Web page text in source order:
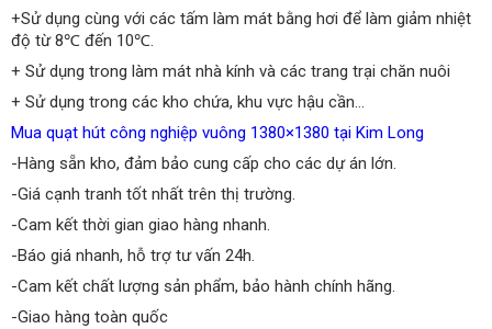
+Sử dụng cùng với các tấm làm mát bằng hơi để làm giảm nhiệt
độ từ 8℃ đến 10℃.
+ Sử dụng trong làm mát nhà kính và các trang trại chăn nuôi
+ Sử dụng trong các kho chứa, khu vực hậu cần…
Mua quạt hút công nghiệp vuông 1380×1380 tại Kim Long
-Hàng sẵn kho, đảm bảo cung cấp cho các dự án lớn.
-Giá cạnh tranh tốt nhất trên thị trường.
-Cam kết thời gian giao hàng nhanh.
-Báo giá nhanh, hỗ trợ tư vấn 24h.
-Cam kết chất lượng sản phẩm, bảo hành chính hãng.
-Giao hàng toàn quốc